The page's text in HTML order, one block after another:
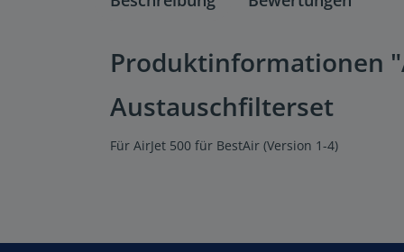
Produktinformationen
Austauschfilterset
Für AirJet 500 für BestAir (Version 1-4)